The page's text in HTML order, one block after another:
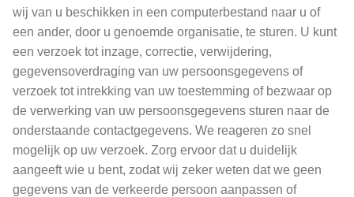
wij van u beschikken in een computerbestand naar u of
een ander, door u genoemde organisatie, te sturen. U kunt
een verzoek tot inzage, correctie, verwijdering,
gegevensoverdraging van uw persoonsgegevens of
verzoek tot intrekking van uw toestemming of bezwaar op
de verwerking van uw persoonsgegevens sturen naar de
onderstaande contactgegevens. We reageren zo snel
mogelijk op uw verzoek. Zorg ervoor dat u duidelijk
aangeeft wie u bent, zodat wij zeker weten dat we geen
gegevens van de verkeerde persoon aanpassen of